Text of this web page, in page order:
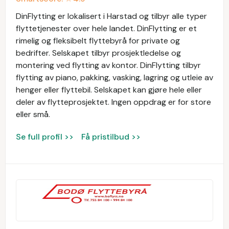
DinFlytting er lokalisert i Harstad og tilbyr alle typer
flyttetjenester over hele landet. DinFlytting er et
rimelig og fleksibelt flyttebyrå for private og
bedrifter. Selskapet tilbyr prosjektledelse og
montering ved flytting av kontor. DinFlytting tilbyr
flytting av piano, pakking, vasking, lagring og utleie av
henger eller flyttebil. Selskapet kan gjøre hele eller
deler av flytteprosjektet. Ingen oppdrag er for store
eller små.
Se full profil >> Få pristilbud >>